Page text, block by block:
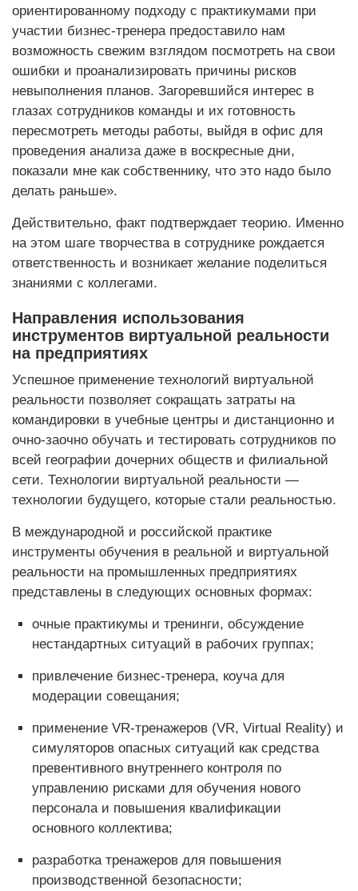
ориентированному подходу с практикумами при
участии бизнес-тренера предоставило нам
возможность свежим взглядом посмотреть на свои
ошибки и проанализировать причины рисков
невыполнения планов. Загоревшийся интерес в
глазах сотрудников команды и их готовность
пересмотреть методы работы, выйдя в офис для
проведения анализа даже в воскресные дни,
показали мне как собственнику, что это надо было
делать раньше».
Действительно, факт подтверждает теорию. Именно
на этом шаге творчества в сотруднике рождается
ответственность и возникает желание поделиться
знаниями с коллегами.
Направления использования
инструментов виртуальной реальности
на предприятиях
Успешное применение технологий виртуальной
реальности позволяет сокращать затраты на
командировки в учебные центры и дистанционно и
очно-заочно обучать и тестировать сотрудников по
всей географии дочерних обществ и филиальной
сети. Технологии виртуальной реальности —
технологии будущего, которые стали реальностью.
В международной и российской практике
инструменты обучения в реальной и виртуальной
реальности на промышленных предприятиях
представлены в следующих основных формах:
очные практикумы и тренинги, обсуждение
нестандартных ситуаций в рабочих группах;
привлечение бизнес-тренера, коуча для
модерации совещания;
применение VR-тренажеров (VR, Virtual Reality) и
симуляторов опасных ситуаций как средства
превентивного внутреннего контроля по
управлению рисками для обучения нового
персонала и повышения квалификации
основного коллектива;
разработка тренажеров для повышения
производственной безопасности;